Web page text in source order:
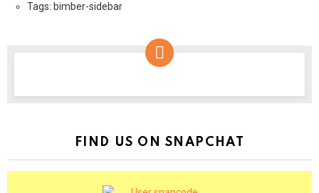
Tags: bimber-sidebar
FIND US ON SNAPCHAT